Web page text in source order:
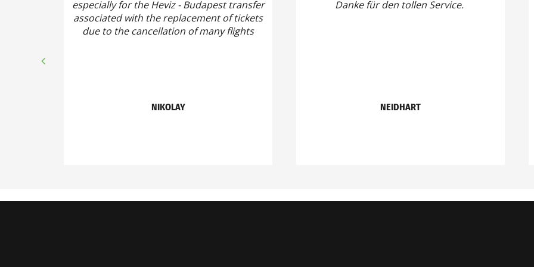
especially for the Heviz - Budapest transfer
associated with the replacement of tickets
due to the cancellation of many flights
NIKOLAY
Danke für den tollen Service.
NEIDHART